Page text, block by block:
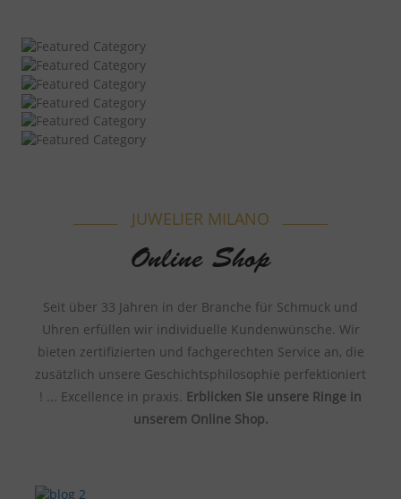
JUWELIER MILANO
Online Shop
Seit über 33 Jahren in der Branche für Schmuck und
Uhren erfüllen wir individuelle Kundenwünsche. Wir
bieten zertifizierten und fachgerechten Service an, die
zusätzlich unsere Geschichtsphilosophie perfektioniert
! ... Excellence in praxis. Erblicken Sie unsere Ringe in
unserem Online Shop.